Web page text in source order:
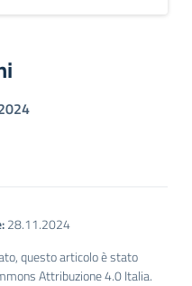
28.11.2024
questo articolo è stato
Attribuzione 4.0 Italia.